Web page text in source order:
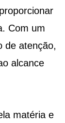
Com um
de atenção,
alcance
matéria e